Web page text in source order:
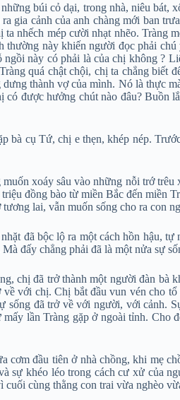
búi cỏ dại, trong nhà, niêu
gia cảnh của anh chàng mới ban
nhếch mép cười nhạt nhẽo.
này khiến người đọc phải
này có phải là của chị không
quá chật chội, chị ta chẳng
thành vợ của mình. Nó là thực
được hưởng chút nào đâu?
cụ Tứ, chị e thẹn, khép nép.
xoáy sâu vào những nỗi trớ
đồng bào từ miền Bắc đến miền
lai, vẫn muốn sống cho ra con
đã bộc lộ ra một cách hồn hậu,
đấy chẳng phải đã là một nửa sự
chị đã trở thành một người đàn
với chị. Chị bắt đầu vun vén cho
sống đã trở về với người, với
lần Tràng gặp ở ngoài tỉnh.
đầu tiên ở nhà chồng, khi mẹ
sự khéo léo trong cách cư xử của
cùng thằng con trai vừa nghèo